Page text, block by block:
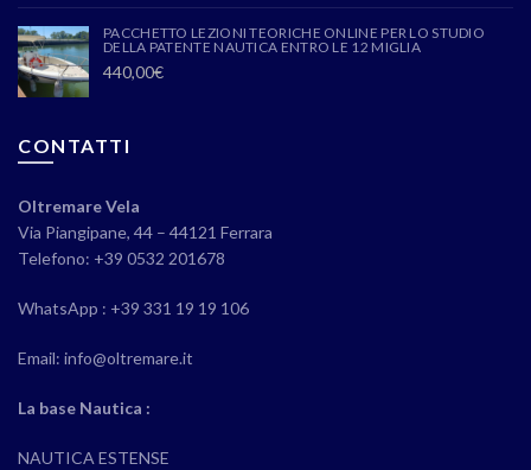
PACCHETTO LEZIONI TEORICHE ONLINE PER LO STUDIO
DELLA PATENTE NAUTICA ENTRO LE 12 MIGLIA
440,00€
CONTATTI
Oltremare Vela
Via Piangipane, 44 – 44121 Ferrara
Telefono: +39 0532 201678
WhatsApp : +39 331 19 19 106
Email: info@oltremare.it
La base Nautica :
NAUTICA ESTENSE